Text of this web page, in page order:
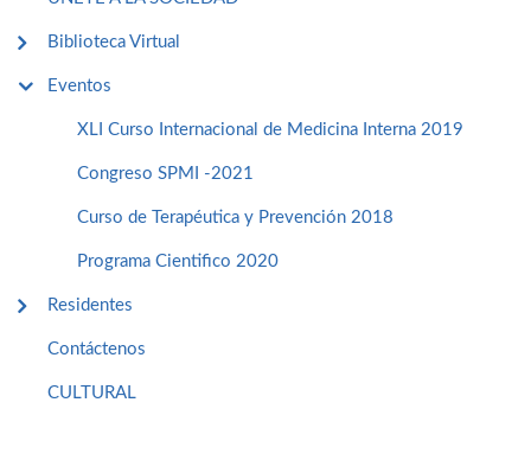
Biblioteca Virtual
Eventos
XLI Curso Internacional de Medicina Interna 2019
Congreso SPMI -2021
Curso de Terapéutica y Prevención 2018
Programa Cientifico 2020
Residentes
Contáctenos
CULTURAL